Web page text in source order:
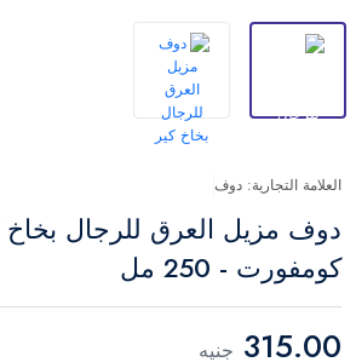
العلامة التجارية: دوف
دوف مزيل العرق للرجال بخاخ
كومفورت - 250 مل
315.00 جنيه